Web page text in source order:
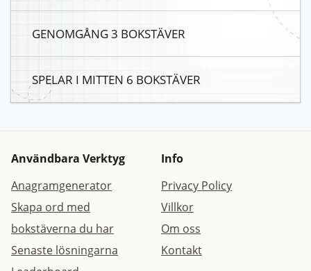
GENOMGÅNG 3 BOKSTÄVER
SPELAR I MITTEN 6 BOKSTÄVER
Användbara Verktyg
Anagramgenerator
Skapa ord med
bokstäverna du har
Senaste lösningarna
Info
Privacy Policy
Villkor
Om oss
Kontakt